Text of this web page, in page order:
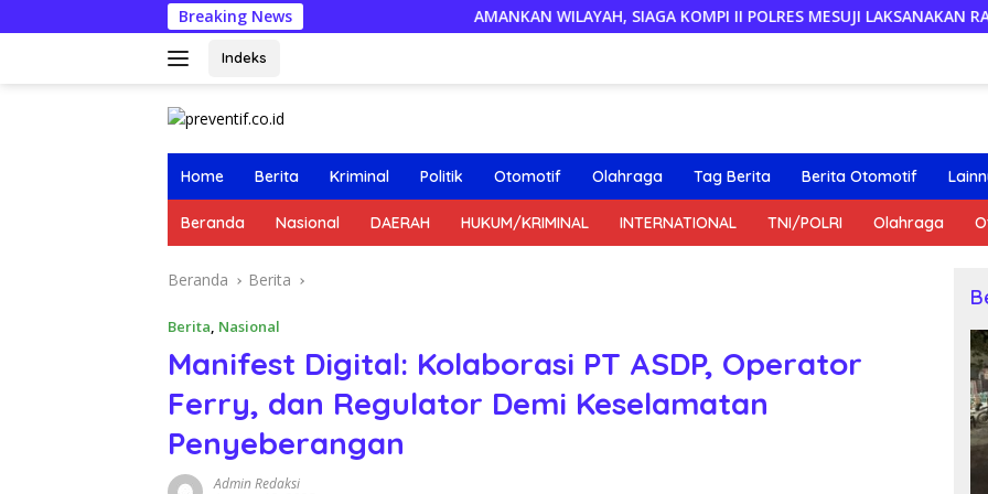
ke
Breaking NewsAMANKAN WILAYAH, SIAGA KOMPI II POLRES MESUJI LAKSANAKAN RAZIA KENDARAAN DI
Indeks
Home Berita Kriminal Politik Otomotif Olahraga Tag Berita Berita Otomotif
Beranda Nasional DAERAH HUKUM/KRIMINAL INTERNATIONAL TNI/POLRI Olahraga
Beranda Berita
Berita, Nasional
Manifest Digital: Kolaborasi PT ASDP, Operator
Ferry, dan Regulator Demi Keselamatan
Penyeberangan
Admin Redaksi